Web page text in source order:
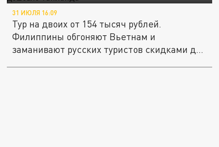
31 ИЮЛЯ 16:09
Тур на двоих от 154 тысяч рублей.
Филиппины обгоняют Вьетнам и
заманивают русских туристов скидками до